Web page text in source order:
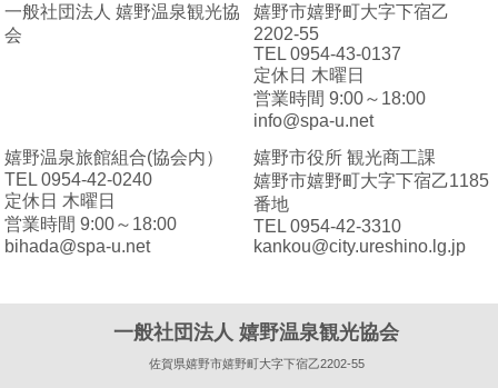
一般社団法人 嬉野温泉観光協
会
嬉野市嬉野町大字下宿乙
2202-55
TEL 0954-43-0137
定休日 木曜日
営業時間 9:00～18:00
info@spa-u.net
嬉野温泉旅館組合(協会内）
TEL 0954-42-0240
定休日 木曜日
営業時間 9:00～18:00
bihada@spa-u.net
嬉野市役所 観光商工課
嬉野市嬉野町大字下宿乙1185
番地
TEL 0954-42-3310
kankou@city.ureshino.lg.jp
一般社団法人 嬉野温泉観光協会
佐賀県嬉野市嬉野町大字下宿乙2202-55